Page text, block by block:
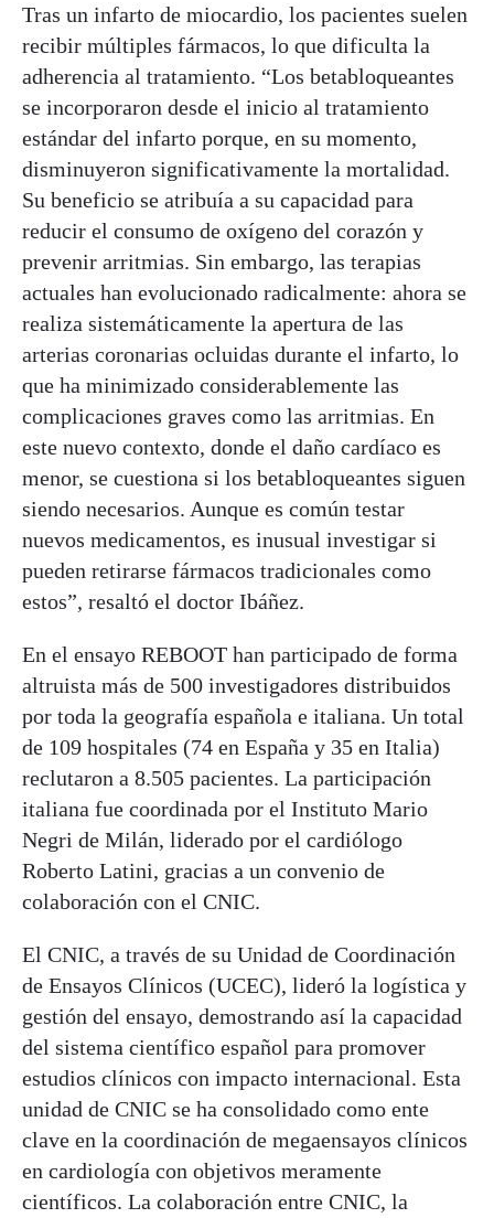
Tras un infarto de miocardio, los pacientes suelen
recibir múltiples fármacos, lo que dificulta la
adherencia al tratamiento. “Los betabloqueantes
se incorporaron desde el inicio al tratamiento
estándar del infarto porque, en su momento,
disminuyeron significativamente la mortalidad.
Su beneficio se atribuía a su capacidad para
reducir el consumo de oxígeno del corazón y
prevenir arritmias. Sin embargo, las terapias
actuales han evolucionado radicalmente: ahora se
realiza sistemáticamente la apertura de las
arterias coronarias ocluidas durante el infarto, lo
que ha minimizado considerablemente las
complicaciones graves como las arritmias. En
este nuevo contexto, donde el daño cardíaco es
menor, se cuestiona si los betabloqueantes siguen
siendo necesarios. Aunque es común testar
nuevos medicamentos, es inusual investigar si
pueden retirarse fármacos tradicionales como
estos”, resaltó el doctor Ibáñez.
En el ensayo REBOOT han participado de forma
altruista más de 500 investigadores distribuidos
por toda la geografía española e italiana. Un total
de 109 hospitales (74 en España y 35 en Italia)
reclutaron a 8.505 pacientes. La participación
italiana fue coordinada por el Instituto Mario
Negri de Milán, liderado por el cardiólogo
Roberto Latini, gracias a un convenio de
colaboración con el CNIC.
El CNIC, a través de su Unidad de Coordinación
de Ensayos Clínicos (UCEC), lideró la logística y
gestión del ensayo, demostrando así la capacidad
del sistema científico español para promover
estudios clínicos con impacto internacional. Esta
unidad de CNIC se ha consolidado como ente
clave en la coordinación de megaensayos clínicos
en cardiología con objetivos meramente
científicos. La colaboración entre CNIC, la